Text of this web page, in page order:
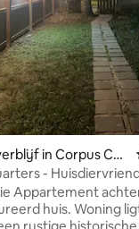
van 4,86 op 5, 525
in Corpus Chri
-
de baai
Appartement
huis. Woning